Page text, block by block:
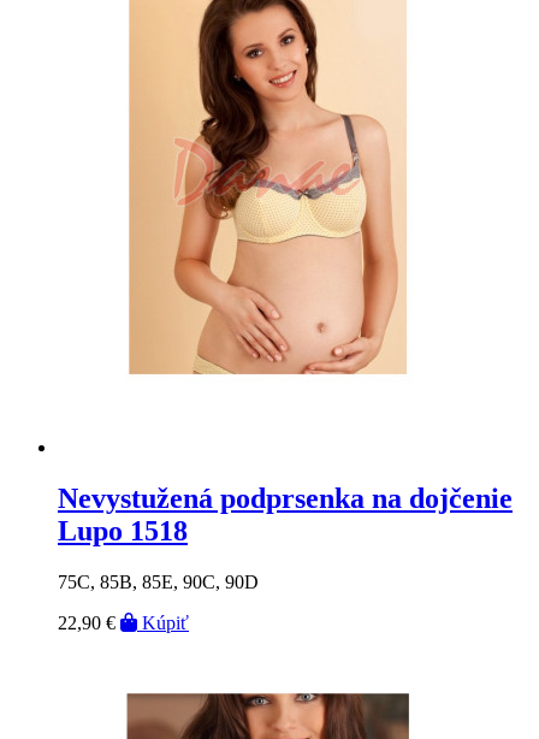
Nevystužená podprsenka na dojčenie
Lupo 1518
75C, 85B, 85E, 90C, 90D
22,90 €
Kúpiť